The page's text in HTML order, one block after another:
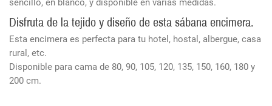
sencillo, en blanco, y disponible en varias medidas.
Disfruta de la tejido y diseño de esta sábana encimera.
Esta encimera es perfecta para tu hotel, hostal, albergue, casa
rural, etc.
Disponible para cama de 80, 90, 105, 120, 135, 150, 160, 180 y
200 cm.